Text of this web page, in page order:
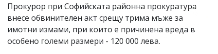
за
тях!
Ако
откриете
обиден
Прокурор при Софийската районна прокуратура
внесе обвинителен акт срещу трима мъже за
имотни измами, при които е причинена вреда в
особено големи размери - 120 000 лева.